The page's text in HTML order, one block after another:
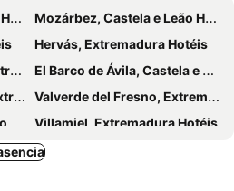
Mozárbez, Castela e Leão Hotéis
Hervás, Extremadura Hotéis
El Barco de Ávila, Castela e Leão Hotéis
Valverde del Fresno, Extremadura Hotéis
Villamiel, Extremadura Hotéis
Guadalupe, Extremadura Hotéis